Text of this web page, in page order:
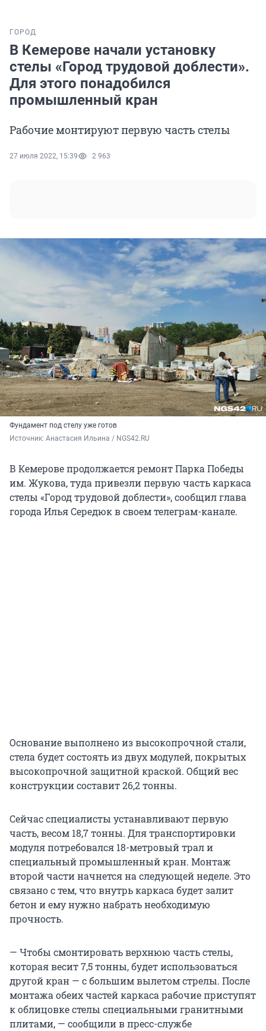
ГОРОД
В Кемерове начали установку
стелы «Город трудовой доблести».
Для этого понадобился
промышленный кран
Рабочие монтируют первую часть стелы
27 июля 2022, 15:39 2 963
Фундамент под стелу уже готов
Источник: Анастасия Ильина / NGS42.RU
В Кемерове продолжается ремонт Парка Победы
им. Жукова, туда привезли первую часть каркаса
стелы «Город трудовой доблести», сообщил глава
города Илья Середюк в своем телеграм-канале.
Основание выполнено из высокопрочной стали,
стела будет состоять из двух модулей, покрытых
высокопрочной защитной краской. Общий вес
конструкции составит 26,2 тонны.
Сейчас специалисты устанавливают первую
часть, весом 18,7 тонны. Для транспортировки
модуля потребовался 18-метровый трал и
специальный промышленный кран. Монтаж
второй части начнется на следующей неделе. Это
связано с тем, что внутрь каркаса будет залит
бетон и ему нужно набрать необходимую
прочность.
— Чтобы смонтировать верхнюю часть стелы,
которая весит 7,5 тонны, будет использоваться
другой кран — с большим вылетом стрелы. После
монтажа обеих частей каркаса рабочие приступят
к облицовке стелы специальными гранитными
плитами, — сообщили в пресс-службе